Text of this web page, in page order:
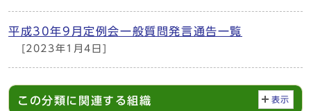
平成30年9月定例会一般質問発言通告一覧
[2023年1月4日]
この分類に関連する組織 表示